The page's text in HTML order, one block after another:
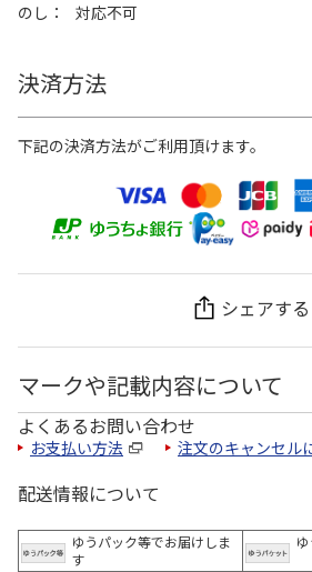
のし
対応不可
決済方法
下記の決済方法がご利用頂けます。
シェアする
マークや記載内容について
よくあるお問い合わせ
お支払い方法 注文のキャンセル
配送情報について
ゆうパック等でお届けしま
す